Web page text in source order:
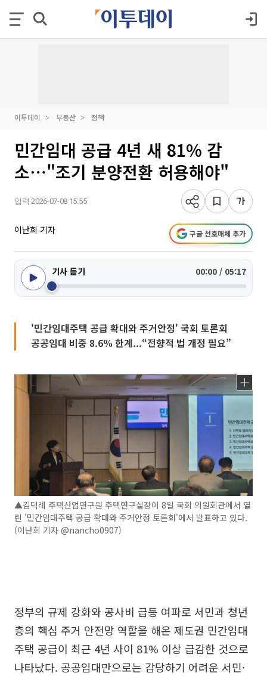
이투데이 부동산 정책
민간임대 공급 4년 새 81% 감
소⋯"조기 분양전환 허용해야"
입력 2026-07-08 15:55
이난희 기자 구글 선호매체 추가
기사 듣기 00:00 / 05:17
'민간임대주택 공급 확대와 주거안정' 국회 토론회
공공임대 비중 8.6% 한계...“전향적 법 개정 필요”
▲김덕례 주택산업연구원 주택연구실장이 8일 국회 의원회관에서 열
린 '민간임대주택 공급 확대와 주거안정 토론회'에서 발표하고 있다.
(이난희 기자 @nancho0907)
정부의 규제 강화와 공사비 급등 여파로 서민과 청년
층의 핵심 주거 안전망 역할을 해온 제도권 민간임대
주택 공급이 최근 4년 사이 81% 이상 급감한 것으로
나타났다. 공공임대만으로는 감당하기 어려운 서민·